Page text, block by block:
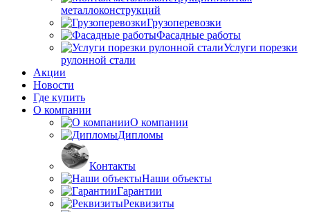
металлоконструкций
Грузоперевозки
Фасадные работы
Услуги порезки
рулонной стали
Акции
Новости
Где купить
О компании
О компании
Дипломы
Контакты
Наши объекты
Гарантии
Реквизиты